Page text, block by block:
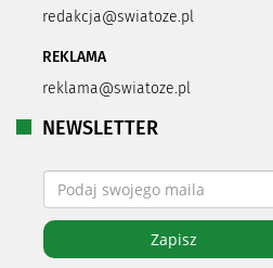
redakcja@swiatoze.pl
REKLAMA
reklama@swiatoze.pl
NEWSLETTER